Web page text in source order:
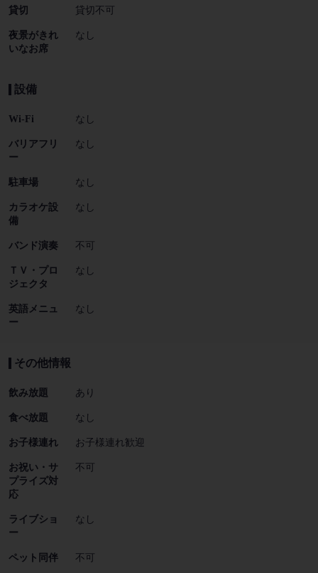
貸切 貸切不可
夜景がきれ
いなお席
なし
設備
Wi-Fi なし
バリアフリ
ー
なし
駐車場 なし
カラオケ設
備
なし
バンド演奏 不可
ＴＶ・プロ
ジェクタ
なし
英語メニュ
ー
なし
その他情報
飲み放題 あり
食べ放題 なし
お子様連れ お子様連れ歓迎
お祝い・サ
プライズ対
応
不可
ライブショ
ー
なし
ペット同伴 不可